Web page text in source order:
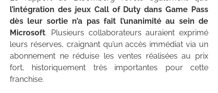
l’intégration des jeux Call of Duty dans Game Pass
dès leur sortie n’a pas fait l’unanimité au sein de
Microsoft. Plusieurs collaborateurs auraient exprimé
leurs réserves, craignant qu’un accès immédiat via un
abonnement ne réduise les ventes réalisées au prix
fort, historiquement très importantes pour cette
franchise.